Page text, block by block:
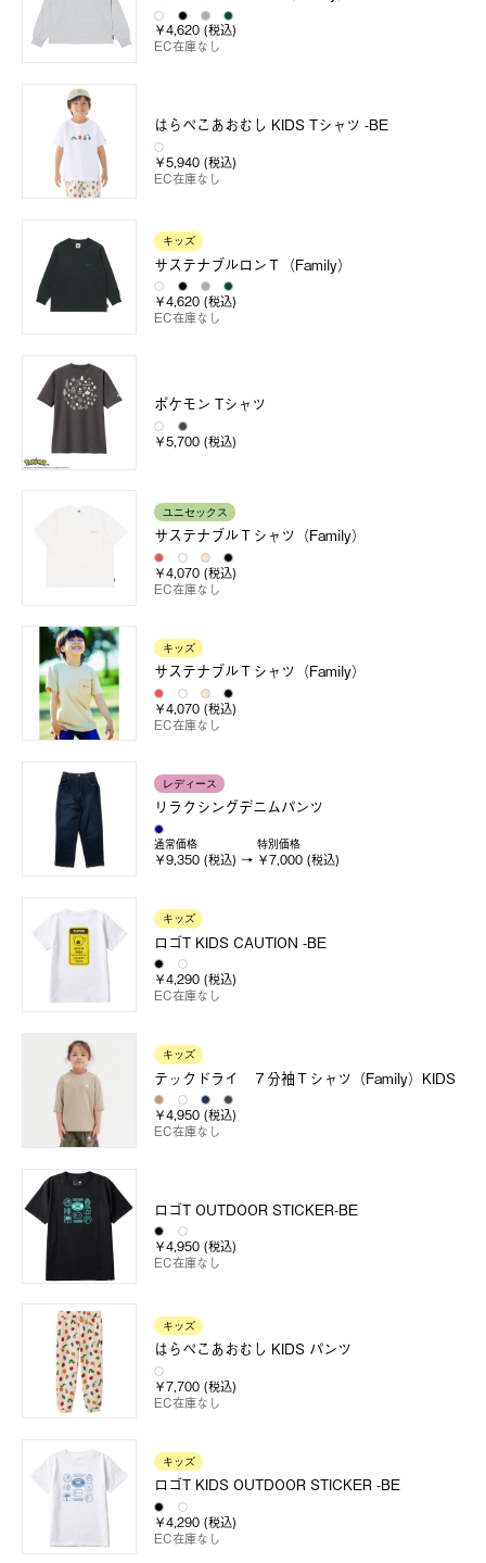
￥4,620 (税込)
EC在庫なし
はらぺこあおむし KIDS Tシャツ -BE
￥5,940 (税込)
EC在庫なし
キッズ
サステナブルロンＴ（Family）
￥4,620 (税込)
EC在庫なし
ポケモン Tシャツ
￥5,700 (税込)
ユニセックス
サステナブルＴシャツ（Family）
￥4,070 (税込)
EC在庫なし
キッズ
サステナブルＴシャツ（Family）
￥4,070 (税込)
EC在庫なし
レディース
リラクシングデニムパンツ
通常価格
￥9,350 (税込)
特別価格
￥7,000 (税込)
キッズ
ロゴT KIDS CAUTION -BE
￥4,290 (税込)
EC在庫なし
キッズ
テックドライ ７分袖Ｔシャツ（Family）KIDS
￥4,950 (税込)
EC在庫なし
ロゴT OUTDOOR STICKER-BE
￥4,950 (税込)
EC在庫なし
キッズ
はらぺこあおむし KIDS パンツ
￥7,700 (税込)
EC在庫なし
キッズ
ロゴT KIDS OUTDOOR STICKER -BE
￥4,290 (税込)
EC在庫なし